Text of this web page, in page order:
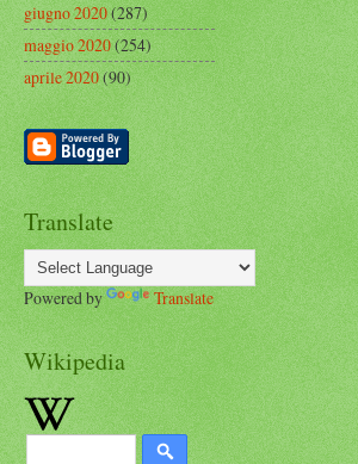
giugno 2020(287)
maggio 2020(254)
aprile 2020(90)
Translate
Powered by Translate
Wikipedia